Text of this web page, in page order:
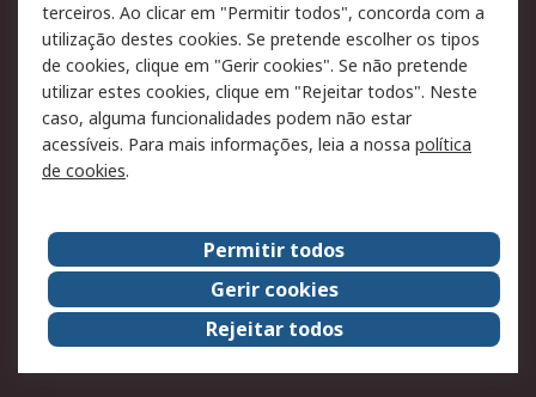
Legal
Aviso legal
Política de cookies
Política de privacidade
- Atualizada
Segurança de emails
Condições de venda
Sobre a RS
A RS no mundo
RS Group
Sobre a RS
Trabalhar na RS
ESG
terceiros. Ao clicar em "Permitir todos", concorda com a
utilização destes cookies. Se pretende escolher os tipos
de cookies, clique em "Gerir cookies". Se não pretende
utilizar estes cookies, clique em "Rejeitar todos". Neste
caso, alguma funcionalidades podem não estar
acessíveis. Para mais informações, leia a nossa política
de cookies.
Permitir todos
Gerir cookies
Rejeitar todos